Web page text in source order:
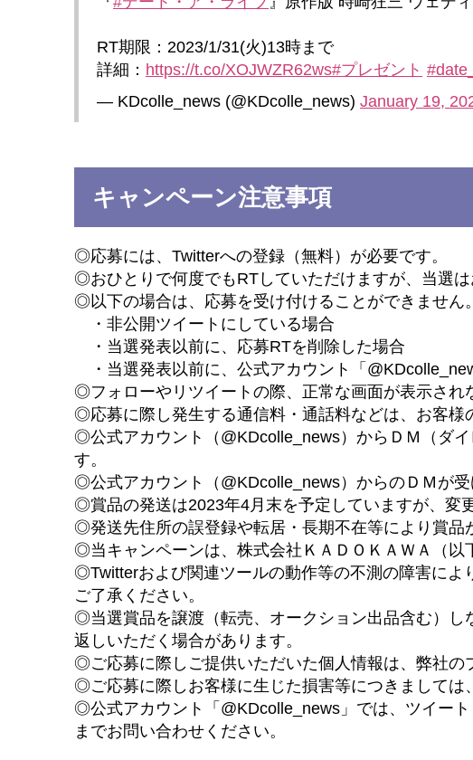
RT期限：2023/1/31(火)13時まで
詳細： https://t.co/XOJWZR62ws#プレゼント
— KDcolle_news (@KDcolle_news) January 19,
キャンペーン注意事項
◎応募には、Twitterへの登録（無料）が必要です。
◎おひとりで何度でもRTしていただけますが、当選は
◎以下の場合は、応募を受け付けることができません。
・非公開ツイートにしている場合
・当選発表以前に、応募RTを削除した場合
・当選発表以前に、公式アカウント「
◎フォローやリツイートの際、正常な画面が表示され
◎応募に際し発生する通信料・通話料などは、お客様
◎公式アカウント（@KDcolle_news）からＤＭ（ダ
す。
◎公式アカウント（@KDcolle_news）からのＤＭが
◎賞品の発送は2023年4月末を予定していますが、変
◎発送先住所の誤登録や転居・長期不在等により賞品
◎当キャンペーンは、株式会社ＫＡＤＯＫＡＷＡ（以
◎Twitterおよび関連ツールの動作等の不測の障害によ
ご了承ください。
◎当選賞品を譲渡（転売、オークション出品含む）し
返しいただく場合があります。
◎ご応募に際しご提供いただいた個人情報は、弊社の
◎ご応募に際しお客様に生じた損害等につきましては
◎公式アカウント「@KDcolle_news」では、ツイー
までお問い合わせください。